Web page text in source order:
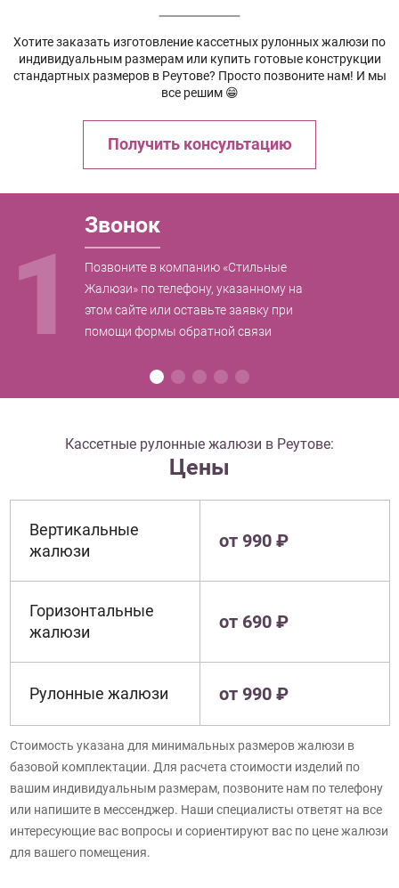
Хотите заказать изготовление кассетных рулонных жалюзи по
индивидуальным размерам или купить готовые конструкции
стандартных размеров в Реутове? Просто позвоните нам! И мы
все решим 😁
Получить консультацию
1
Звонок
Позвоните в компанию «Стильные
Жалюзи» по телефону, указанному на
этом сайте или оставьте заявку при
помощи формы обратной связи
Кассетные рулонные жалюзи в Реутове:
Цены
Вертикальные
жалюзи
от 990 ₽
Горизонтальные
жалюзи
от 690 ₽
Рулонные жалюзи от 990 ₽
Стоимость указана для минимальных размеров жалюзи в
базовой комплектации. Для расчета стоимости изделий по
вашим индивидуальным размерам, позвоните нам по телефону
или напишите в мессенджер. Наши специалисты ответят на все
интересующие вас вопросы и сориентируют вас по цене жалюзи
для вашего помещения.